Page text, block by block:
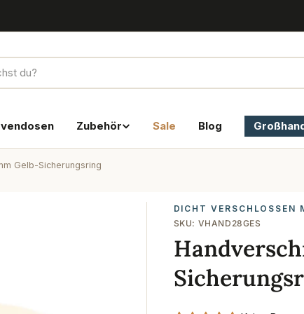
Zubehör Sale Blog
Gelb-Sicherungsring
DICHT VERSCHLOSSEN
SKU: VHAND28GES